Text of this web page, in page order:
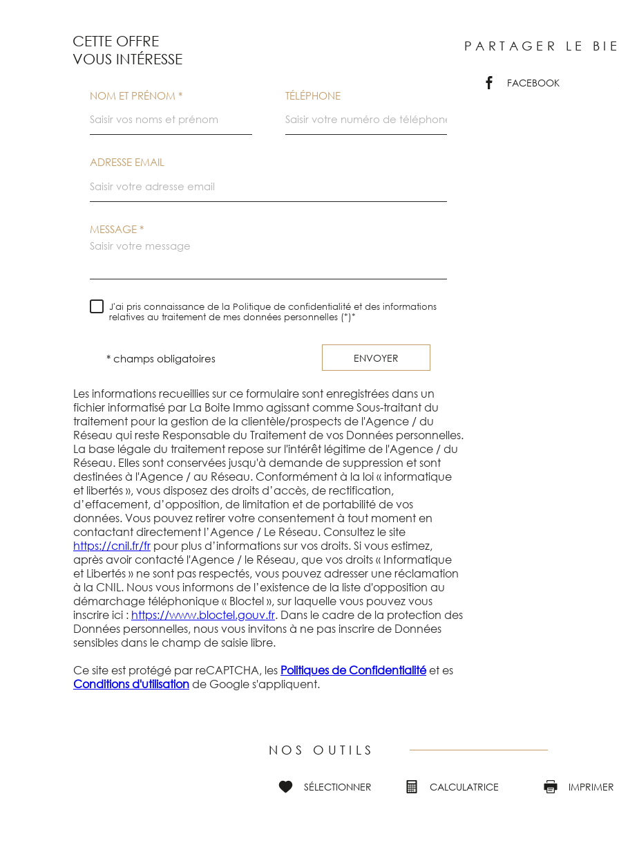
CETTE OFFRE
VOUS INTÉRESSE
NOM ET PRÉNOM * TÉLÉPHONE
ADRESSE EMAIL
MESSAGE *
J'ai pris connaissance de la Politique de confidentialité et des informations
relatives au traitement de mes données personnelles (*)*
* champs obligatoires ENVOYER
Les informations recueillies sur ce formulaire sont enregistrées dans un
fichier informatisé par La Boite Immo agissant comme Sous-traitant du
traitement pour la gestion de la clientèle/prospects de l'Agence / du
Réseau qui reste Responsable du Traitement de vos Données personnelles.
La base légale du traitement repose sur l'intérêt légitime de l'Agence / du
Réseau. Elles sont conservées jusqu'à demande de suppression et sont
destinées à l'Agence / au Réseau. Conformément à la loi « informatique
et libertés », vous disposez des droits d’accès, de rectification,
d’effacement, d’opposition, de limitation et de portabilité de vos
données. Vous pouvez retirer votre consentement à tout moment en
contactant directement l’Agence / Le Réseau. Consultez le site
https://cnil.fr/fr pour plus d’informations sur vos droits. Si vous estimez,
après avoir contacté l'Agence / le Réseau, que vos droits « Informatique
et Libertés » ne sont pas respectés, vous pouvez adresser une réclamation
à la CNIL. Nous vous informons de l’existence de la liste d'opposition au
démarchage téléphonique « Bloctel », sur laquelle vous pouvez vous
inscrire ici : https://www.bloctel.gouv.fr. Dans le cadre de la protection des
Données personnelles, nous vous invitons à ne pas inscrire de Données
sensibles dans le champ de saisie libre.
Ce site est protégé par reCAPTCHA, les Politiques de Confidentialitéet es
Conditions d'utilisation de Google s'appliquent.
PARTAGER LE
FACEBOOK
NOS OUTILS
SÉLECTIONNER CALCULATRICE IMPRIMER